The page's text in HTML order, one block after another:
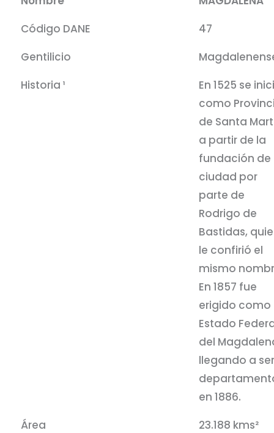
Código DANE
47
Gentilicio
Historia ¹
En 1525 se
como
de Santa
a partir de la
fundación de
ciudad por
parte de
Rodrigo de
Bastidas,
le confirió el
mismo
En 1857 fue
erigido como
Estado
del
llegando a ser
en 1886.
Área
23.188 kms²